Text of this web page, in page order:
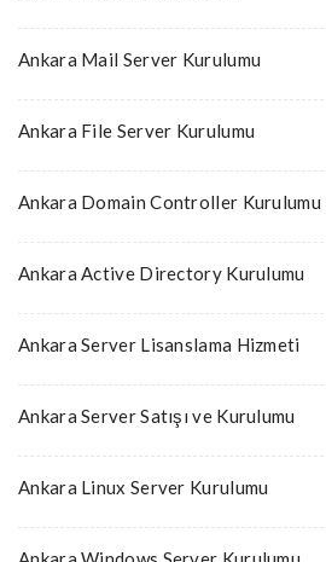
Ankara Mail Server Kurulumu
Ankara File Server Kurulumu
Ankara Domain Controller Kurulumu
Ankara Active Directory Kurulumu
Ankara Server Lisanslama Hizmeti
Ankara Server Satışı ve Kurulumu
Ankara Linux Server Kurulumu